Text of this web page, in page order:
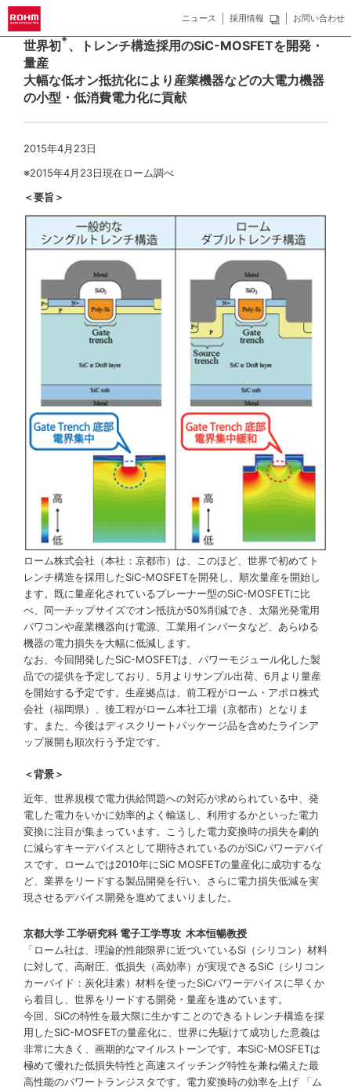
ニュース 採用情報 お問い合わせ
世界初※、トレンチ構造採用のSiC-MOSFETを開発・
量産
大幅な低オン抵抗化により産業機器などの大電力機器
の小型・低消費電力化に貢献
2015年4月23日
※2015年4月23日現在ローム調べ
＜要旨＞
ローム株式会社（本社：京都市）は、このほど、世界で初めてト
レンチ構造を採用したSiC-MOSFETを開発し、順次量産を開始し
ます。既に量産化されているプレーナー型のSiC-MOSFETに比
べ、同一チップサイズでオン抵抗が50%削減でき、太陽光発電用
パワコンや産業機器向け電源、工業用インバータなど、あらゆる
機器の電力損失を大幅に低減します。
なお、今回開発したSiC-MOSFETは、パワーモジュール化した製
品での提供を予定しており、5月よりサンプル出荷、6月より量産
を開始する予定です。生産拠点は、前工程がローム・アポロ株式
会社（福岡県）、後工程がローム本社工場（京都市）となりま
す。また、今後はディスクリートパッケージ品を含めたラインア
ップ展開も順次行う予定です。
＜背景＞
近年、世界規模で電力供給問題への対応が求められている中、発
電した電力をいかに効率的よく輸送し、利用するかといった電力
変換に注目が集まっています。こうした電力変換時の損失を劇的
に減らすキーデバイスとして期待されているのがSiCパワーデバイ
スです。ロームでは2010年にSiC MOSFETの量産化に成功するな
ど、業界をリードする製品開発を行い、さらに電力損失低減を実
現させるデバイス開発を進めてまいりました。
京都大学 工学研究科 電子工学専攻 木本恒暢教授
「ローム社は、理論的性能限界に近づいているSi（シリコン）材料
に対して、高耐圧、低損失（高効率）が実現できるSiC（シリコン
カーバイド：炭化珪素）材料を使ったSiCパワーデバイスに早くか
ら着目し、世界をリードする開発・量産を進めています。
今回、SiCの特性を最大限に生かすことのできるトレンチ構造を採
用したSiC-MOSFETの量産化に、世界に先駆けて成功した意義は
非常に大きく、画期的なマイルストーンです。本SiC-MOSFETは
極めて優れた低損失特性と高速スイッチング特性を兼ね備えた最
高性能のパワートランジスタです。電力変換時の効率を上げ 「ム